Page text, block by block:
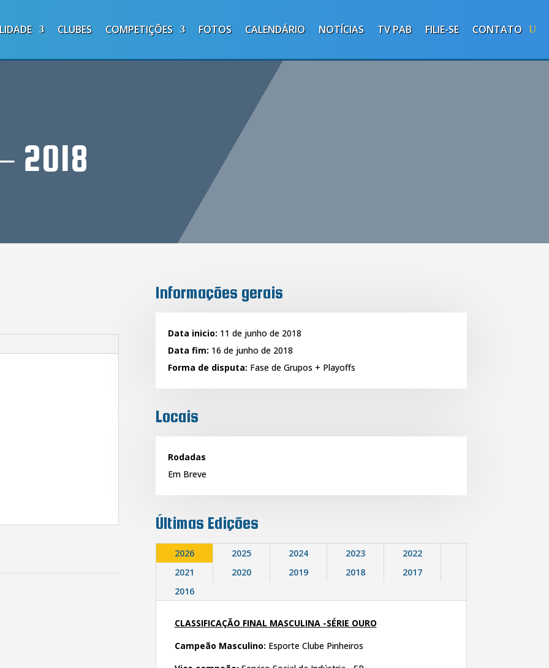
CLUBES COMPETIÇÕES FOTOS CALENDÁRIO NOTÍCIAS TV PAB FILIE-SE CONTATO
2018
Informações gerais
Data inicio: 11 de junho de 2018
Data fim: 16 de junho de 2018
Forma de disputa: Fase de Grupos + Playoffs
Locais
Rodadas
Em Breve
Últimas Edições
2026 2025 2024 2023
2022
2021
2020 2019 2018
2017
2016
CLASSIFICAÇÃO FINAL MASCULINA -SÉRIE OURO
Campeão Masculino: Esporte Clube Pinheiros